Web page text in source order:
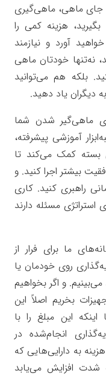
جای ماهی، ماهی‌گیری
هزینه کمی را
آورد و نیازمند
نه‌تنها خودتان ماهی
بلکه هم می‌توانید
دیگران یاد دهید.
ماهی‌گیر شدن شما
آموزشی پیشرفته،
کمک می‌کند تا
بیشتر اجرا کنید. و
راهبری کنید. کاری
مسئله دارند
ما برای فرار از
روی خودمان یا
و اگر بخواهیم
بخریم اصلاً این
این مبلغ را با
انجام‌شده در
به دارایی‌هایی که
شدت افزایش می‌یابد